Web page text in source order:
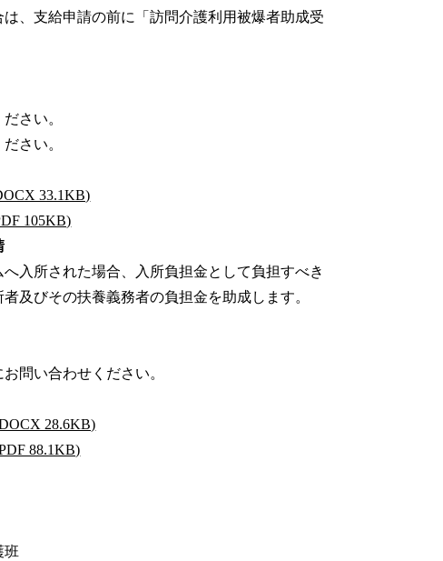
、支給申請の前に「訪問介護利用被爆者助成受
さい。
さい。
33.1KB)
105KB)
入所された場合、入所負担金として負担すべき
及びその扶養義務者の負担金を助成します。
問い合わせください。
28.6KB)
88.1KB)
班